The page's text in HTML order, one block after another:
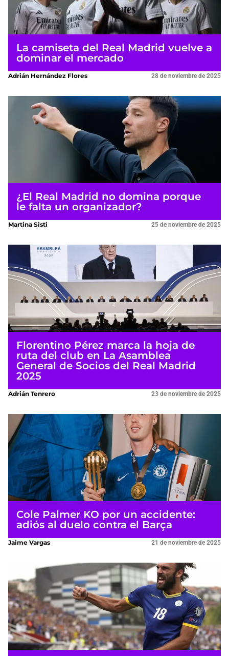
La camiseta del Real Madrid vuelve a
dominar el mercado
Adrián Hernández Flores 28 de noviembre de 2025
¿El Real Madrid no domina porque
le falta un organizador?
Martina Sisti 25 de noviembre de 2025
Florentino Pérez marca la hoja de
ruta del club en La Asamblea
General de Socios del Real Madrid
2025
Adrián Tenrero 23 de noviembre de 2025
Cole Palmer KO por un accidente:
adiós al duelo contra el Barça
Jaime Vargas 21 de noviembre de 2025